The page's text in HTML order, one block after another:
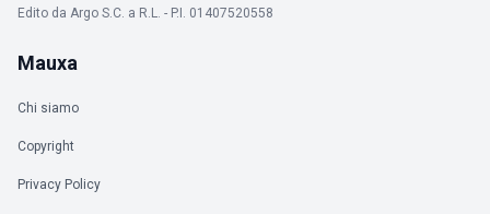
Edito da Argo S.C. a R.L. - P.I. 01407520558
Mauxa
Chi siamo
Copyright
Privacy Policy